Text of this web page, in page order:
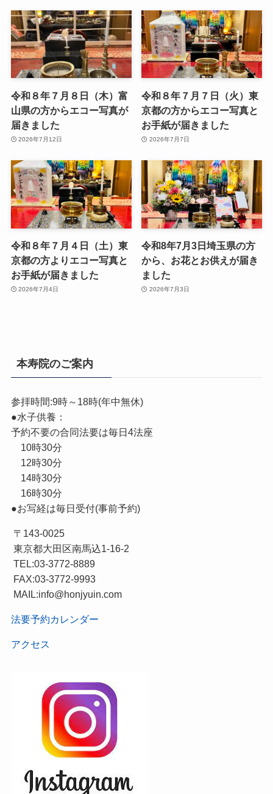
令和８年７月８日（木）富
山県の方からエコー写真が
届きました
2026年7月12日
令和８年７月７日（火）東
京都の方からエコー写真と
お手紙が届きました
2026年7月7日
令和８年７月４日（土）東
京都の方よりエコー写真と
お手紙が届きました
2026年7月4日
令和8年7月3日埼玉県の方
から、お花とお供えが届き
ました
2026年7月3日
本寿院のご案内
参拝時間:9時～18時(年中無休)
●水子供養：
予約不要の合同法要は毎日4法座
10時30分
12時30分
14時30分
16時30分
●お写経は毎日受付(事前予約)
〒143-0025
東京都大田区南馬込1-16-2
TEL:03-3772-8889
FAX:03-3772-9993
MAIL:info@honjyuin.com
法要予約カレンダー
アクセス